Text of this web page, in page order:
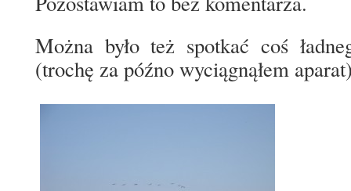
Można było też spotkać coś
(trochę za późno wyciągnąłem